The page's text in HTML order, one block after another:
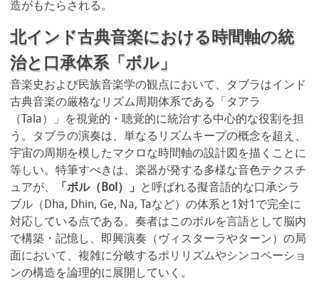
造がもたらされる。
北インド古典音楽における時間軸の統
治と口承体系「ボル」
音楽史および民族音楽学の観点において、タブラはインド
古典音楽の厳格なリズム周期体系である「タアラ
（Tala）」を視覚的・聴覚的に統治する中心的な役割を担
う。タブラの演奏は、単なるリズムキープの概念を超え、
宇宙の周期を模したマクロな時間軸の設計図を描くことに
等しい。特筆すべきは、楽器が発する多様な音色テクスチ
ュアが、
「ボル（Bol）」
と呼ばれる擬音語的な口承シラ
ブル（Dha, Dhin, Ge, Na, Taなど）の体系と1対1で完全に
対応している点である。奏者はこのボルを言語として脳内
で構築・記憶し、即興演奏（ヴィスターラやターン）の局
面において、複雑に分岐するポリリズムやシンコペーショ
ンの構造を論理的に展開していく。